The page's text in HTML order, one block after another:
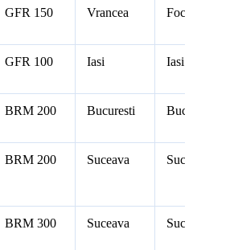
GFR 150 Vrancea Focsani
GFR 100 Iasi Iasi
BRM 200 Bucuresti Bucuresti
BRM 200 Suceava Suceava
BRM 300 Suceava Suceava